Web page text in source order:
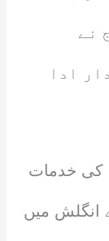
نے
ادا
کی خدمات
انگلش میں